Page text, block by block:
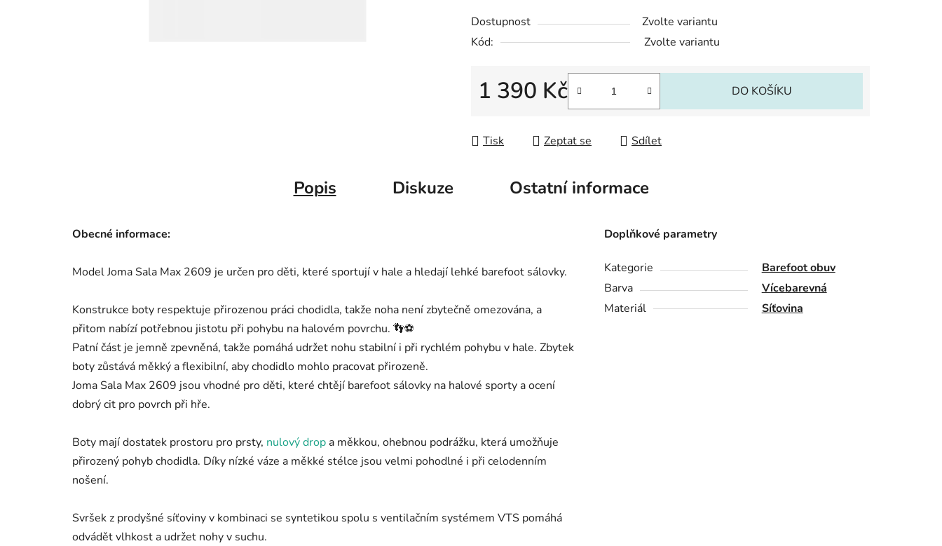
Dostupnost
Zvolte variantu
Kód:
Zvolte variantu
1 390 Kč DO KOŠÍKU
Tisk Zeptat se Sdílet
Popis Diskuze Ostatní informace
Obecné informace:
Model Joma Sala Max 2609 je určen pro děti, které sportují v hale a hledají lehké barefoot sálovky.
Konstrukce boty respektuje přirozenou práci chodidla, takže noha není zbytečně omezována, a
přitom nabízí potřebnou jistotu při pohybu na halovém povrchu. 👣⚽
Patní část je jemně zpevněná, takže pomáhá udržet nohu stabilní i při rychlém pohybu v hale. Zbytek
boty zůstává měkký a flexibilní, aby chodidlo mohlo pracovat přirozeně.
Joma Sala Max 2609 jsou vhodné pro děti, které chtějí barefoot sálovky na halové sporty a ocení
dobrý cit pro povrch při hře.
Boty mají dostatek prostoru pro prsty, nulový drop a měkkou, ohebnou podrážku, která umožňuje
přirozený pohyb chodidla. Díky nízké váze a měkké stélce jsou velmi pohodlné i při celodenním
nošení.
Svršek z prodyšné síťoviny v kombinaci se syntetikou spolu s ventilačním systémem VTS pomáhá
odvádět vlhkost a udržet nohy v suchu.
Doplňkové parametry
Kategorie
Barefoot obuv
Barva
Vícebarevná
Materiál
Síťovina